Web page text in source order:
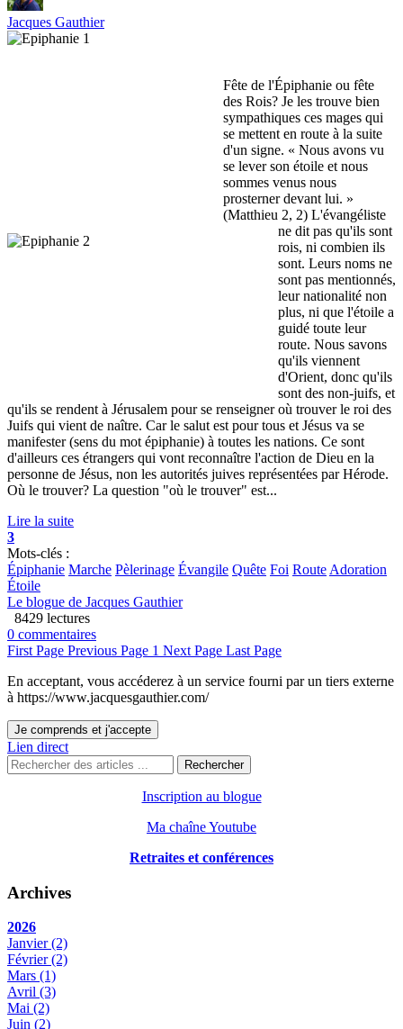
Jacques Gauthier
Fête de l'Épiphanie ou fête
des Rois? Je les trouve bien
sympathiques ces mages qui
se mettent en route à la suite
d'un signe. « Nous avons vu
se lever son étoile et nous
sommes venus nous
prosterner devant lui. »
(Matthieu 2, 2) L'évangéliste
ne dit pas qu'ils sont
rois, ni combien ils
sont. Leurs noms ne
sont pas mentionnés,
leur nationalité non
plus, ni que l'étoile a
guidé toute leur
route. Nous savons
qu'ils viennent
d'Orient, donc qu'ils
sont des non-juifs, et
qu'ils se rendent à Jérusalem pour se renseigner où trouver le roi des
Juifs qui vient de naître. Car le salut est pour tous et Jésus va se
manifester (sens du mot épiphanie) à toutes les nations. Ce sont
d'ailleurs ces étrangers qui vont reconnaître l'action de Dieu en la
personne de Jésus, non les autorités juives représentées par Hérode.
Où le trouver? La question "où le trouver" est...
Lire la suite
3
Mots-clés :
Épiphanie Marche Pèlerinage Évangile Quête Foi Route Adoration
Étoile
Le blogue de Jacques Gauthier
8429 lectures
0 commentaires
First Page Previous Page 1 Next Page Last Page
En acceptant, vous accéderez à un service fourni par un tiers externe
à https://www.jacquesgauthier.com/
Je comprends et j'accepte
Lien direct
Rechercher
Inscription au blogue
Ma chaîne Youtube
Retraites et conférences
Archives
2026
Janvier(2)
Février(2)
Mars (1)
Avril (3)
Mai (2)
Juin (2)